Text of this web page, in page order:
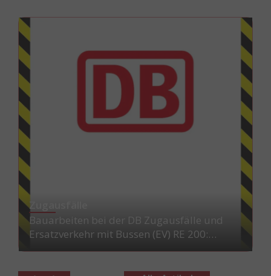
Zugausfälle
Bauarbeiten bei der DB Zugausfälle und
Ersatzverkehr mit Bussen (EV) RE 200:
Wendlingen - Merklingen - Ulm RE